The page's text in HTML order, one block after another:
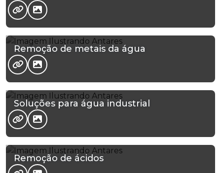
Remoção de metais da água
Soluções para água industrial
Remoção de ácidos